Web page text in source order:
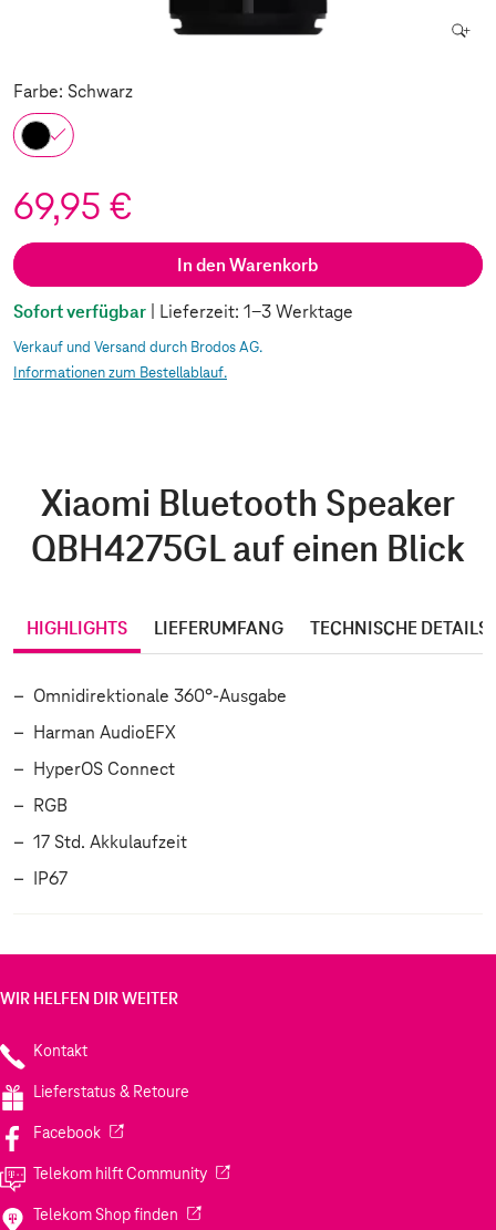
Farbe: Schwarz
69,95 €
In den Warenkorb
Sofort verfügbar | Lieferzeit: 1-3 Werktage
Verkauf und Versand durch Brodos AG.
Informationen zum Bestellablauf.
Xiaomi Bluetooth Speaker
QBH4275GL auf einen Blick
HIGHLIGHTS LIEFERUMFANG TECHNISCHE DETAILS
Omnidirektionale 360°-Ausgabe
Harman AudioEFX
HyperOS Connect
RGB
17 Std. Akkulaufzeit
IP67
WIR HELFEN DIR WEITER
Kontakt
Lieferstatus & Retoure
Facebook(Wird in einem neuen Tab geöffnet)
Telekom hilft Community(Wird in einem neuen Tab geöffnet)
Telekom Shop finden (Wird in einem neuen Tab geöffnet)